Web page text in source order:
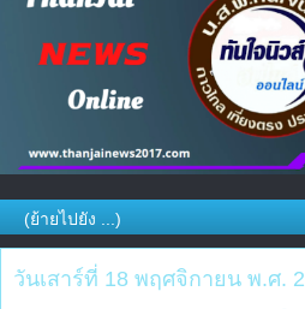
วันเสาร์ที่ 18 พฤศจิกายน พ.ศ.